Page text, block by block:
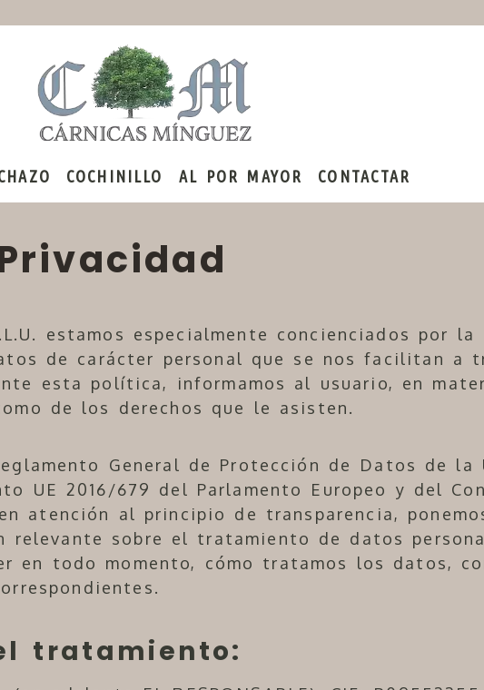
COCHINILLO AL POR MAYOR CONTACTAR
estamos especialmente concienciados por la
de carácter personal que se nos facilitan a
esta política, informamos al usuario, en
de los derechos que le asisten.
General de Protección de Datos de la
UE 2016/679 del Parlamento Europeo y del
atención al principio de transparencia,
relevante sobre el tratamiento de datos
en todo momento, cómo tratamos los datos,
tratamiento: